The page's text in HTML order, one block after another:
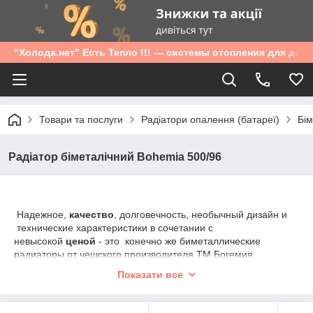
"Холода.нет" Есть Тепло !!! — системы отопления для дома
Товари та послуги Радіатори опалення (батареї)
Радіатор біметалічний Bohemia 500/96
Надежное, качество , долговечность, необычный дизайн и
технические характеристики в сочетании с
невысокой ценой - это конечно же биметаллические
радиаторы от чешского производителя ТМ Богемия
Снаружи радиатор из алюминия - эти радиаторы могут
Показати все